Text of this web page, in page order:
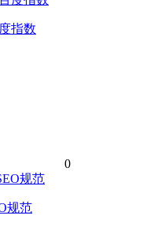
指数
0
规范